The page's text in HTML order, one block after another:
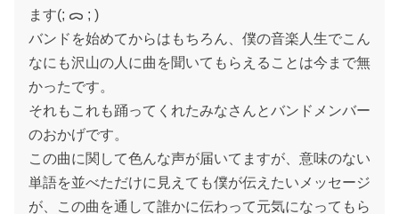
ます(; ᯅ ; )
バンドを始めてからはもちろん、僕の音楽人生でこん
なにも沢山の人に曲を聞いてもらえることは今まで無
かったです。
それもこれも踊ってくれたみなさんとバンドメンバー
のおかげです。
この曲に関して色んな声が届いてますが、意味のない
単語を並べただけに見えても僕が伝えたいメッセージ
が、この曲を通して誰かに伝わって元気になってもら